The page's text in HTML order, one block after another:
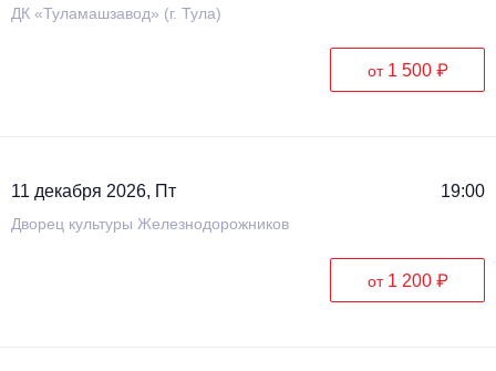
ДК «Туламашзавод» (г. Тула)
от 1 500 ₽
11 декабря 2026, Пт 19:00
Дворец культуры Железнодорожников
от 1 200 ₽